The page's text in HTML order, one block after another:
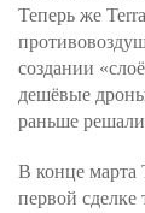
Теперь же
создании
дешёвые
раньше
В конце марта
первой сделке